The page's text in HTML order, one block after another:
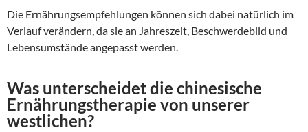
Die Ernährungsempfehlungen können sich dabei natürlich im
Verlauf verändern, da sie an Jahreszeit, Beschwerdebild und
Lebensumstände angepasst werden.
Was unterscheidet die chinesische
Ernährungstherapie von unserer
westlichen?